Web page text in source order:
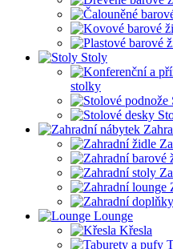
Stoly
stolky
Lounge
Křesla